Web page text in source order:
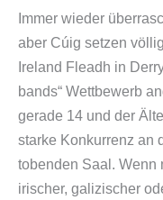
Immer wieder
aber Cúig setzen
Ireland Fleadh in
bands“ Wettbewerb
gerade 14 und der
starke Konkurrenz an
tobenden Saal. Wenn
irischer, galizischer